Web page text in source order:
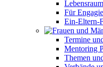
Für
Ein-Eltern-
Termine
Mentoring
Themen